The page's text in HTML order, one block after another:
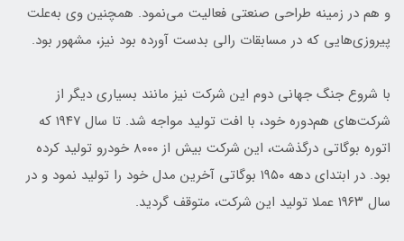
و هم در زمینه طراحی صنعتی فعالیت می‌نمود. همچنین وی به‌علت
پیروزی‌هایی که در مسابقات رالی بدست آورده بود نیز، مشهور بود.
با شروع جنگ جهانی دوم این شرکت نیز مانند بسیاری دیگر از
شرکت‌های هم‌دوره خود، با افت تولید مواجه شد. تا سال ۱۹۴۷ که
اتوره بوگاتی درگذشت، این شرکت بیش از ۸۰۰۰ خودرو تولید کرده
بود. در ابتدای دهه ۱۹۵۰ بوگاتی آخرین مدل خود را تولید نمود و در
سال ۱۹۶۳ عملا تولید این شرکت، متوقف گردید.